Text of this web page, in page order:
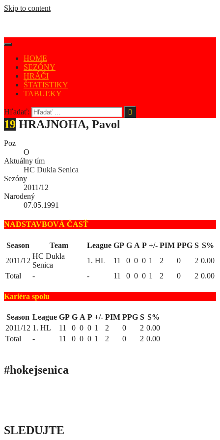
Skip to content
HOME
SEZÓNY
HRÁČI
ŠTATISTIKY
TABUĽKY
Hľadať:
19 HRAJNOHA, Pavol
Poz
O
Aktuálny tím
HC Dukla Senica
Sezóny
2011/12
Narodený
07.05.1991
NADSTAVBOVÁ ČASŤ
Season Team League GP G A P +/- PIM PPG S S%
2011/12
HC Dukla
Senica
1. HL 11 0 0 0 1 2 0 2 0.00
Total
- - 11 0 0 0 1 2 0 2 0.00
Kariéra spolu
Season League GP G A P +/- PIM PPG S S%
2011/12 1. HL 11 0 0 0 1 2 0 2 0.00
Total
- 11 0 0 0 1 2 0 2 0.00
#hokejsenica
SLEDUJTE